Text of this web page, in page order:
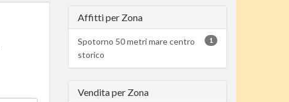
Affitti per Zona
1
Spotorno 50 metri mare centro
storico
Vendita per Zona